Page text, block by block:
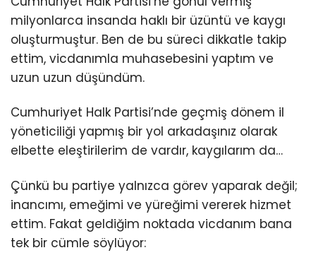
milyonlarca insanda haklı bir üzüntü ve kaygı
oluşturmuştur. Ben de bu süreci dikkatle takip
ettim, vicdanımla muhasebesini yaptım ve
uzun uzun düşündüm.
Cumhuriyet Halk Partisi’nde geçmiş dönem il
yöneticiliği yapmış bir yol arkadaşınız olarak
elbette eleştirilerim de vardır, kaygılarım da…
Çünkü bu partiye yalnızca görev yaparak değil;
inancımı, emeğimi ve yüreğimi vererek hizmet
ettim. Fakat geldiğim noktada vicdanım bana
tek bir cümle söylüyor: